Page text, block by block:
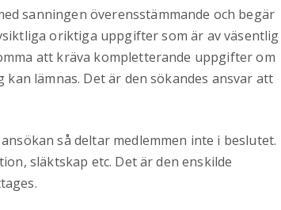
sanningen överensstämmande och begär
oriktiga uppgifter som är av väsentlig
att kräva kompletterande uppgifter om
lämnas. Det är den sökandes ansvar att
så deltar medlemmen inte i beslutet.
släktskap etc. Det är den enskilde